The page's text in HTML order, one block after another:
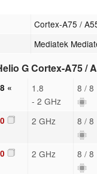
Cortex-A75 /
Mediatek
G Cortex-A75 /
«
1.8
- 2 GHz
8 / 8
2 GHz 8 / 8
2 GHz 8 / 8